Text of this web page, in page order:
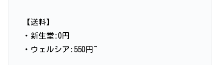
【送料】
・新生堂:0円
・ウェルシア:550円~